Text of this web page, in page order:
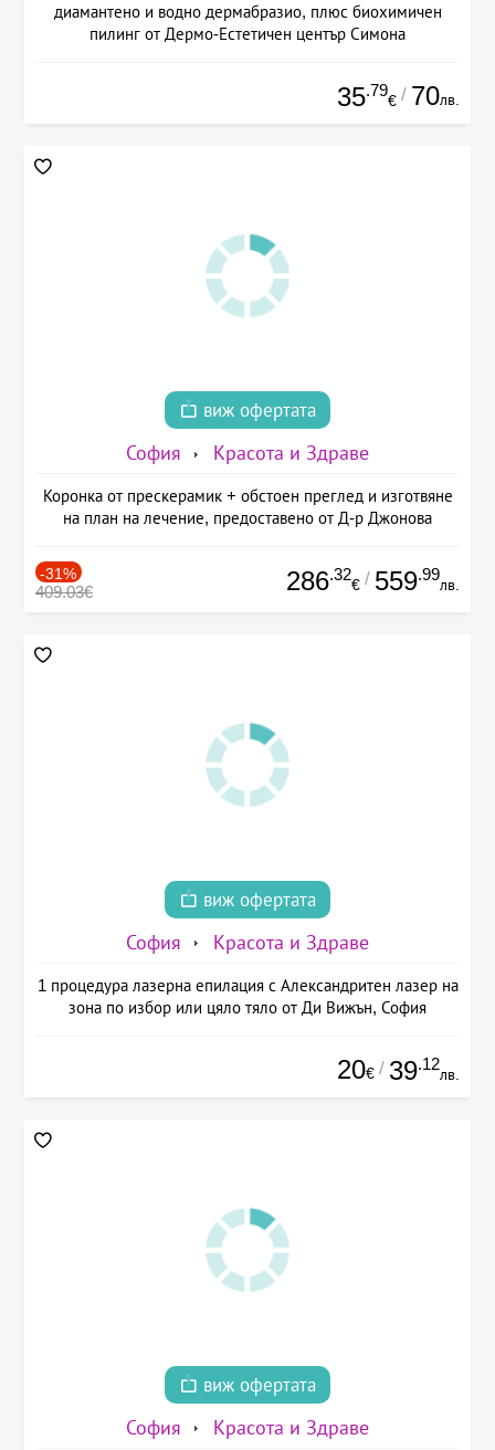
диамантено и водно дермабразио, плюс биохимичен
пилинг от Дермо-Естетичен център Симона
35.79
€ / 70лв.
виж офертата
София Красота и Здраве
Коронка от прескерамик + обстоен преглед и изготвяне
на план на лечение, предоставено от Д-р Джонова
-31%
409.03€ 286.32
€ / 559.99
лв.
виж офертата
София Красота и Здраве
1 процедура лазерна епилация с Александритен лазер на
зона по избор или цяло тяло от Ди Вижън, София
20€ / 39.12
лв.
виж офертата
София Красота и Здраве